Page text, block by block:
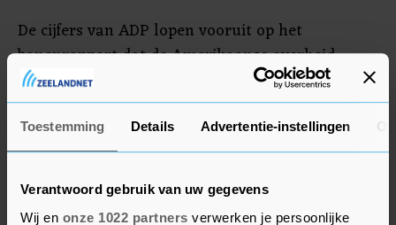
Toestemming Details Advertentie-instellingen
Verantwoord gebruik van uw gegevens
Wij en onze 1022 partners verwerken je persoonlijke
De cijfers van ADP lopen vooruit op het
banenrapport dat de Amerikaanse overheid
vrijdag publiceert. In dat rapport worden ook de
ontwikkelingen in de publieke sector
meegenomen.